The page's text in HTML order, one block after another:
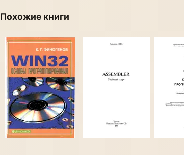
Похожие книги